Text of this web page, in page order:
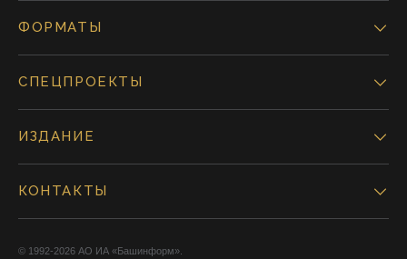
ФОРМАТЫ
СПЕЦПРОЕКТЫ
ИЗДАНИЕ
КОНТАКТЫ
© 1992-2026 АО ИА «Башинформ».